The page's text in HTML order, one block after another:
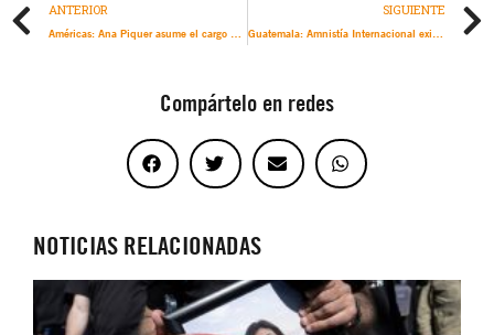
ANTERIOR
Américas: Ana Piquer asume el cargo permanente de directora regional de Amnistía Internacional
SIGUIENTE
Guatemala: Amnistía Internacional exige audiencia pública para Claudia González
Compártelo en redes
NOTICIAS RELACIONADAS